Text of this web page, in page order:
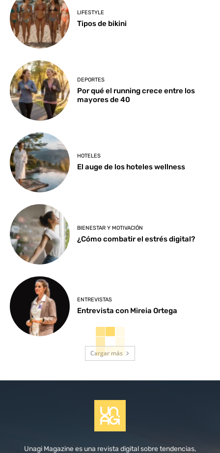
LIFESTYLE
Tipos de bikini
DEPORTES
Por qué el running crece entre los
mayores de 40
HOTELES
El auge de los hoteles wellness
BIENESTAR Y MOTIVACIÓN
¿Cómo combatir el estrés digital?
ENTREVISTAS
Entrevista con Mireia Ortega
Cargar más
Unagi Magazine es una revista digital sobre tendencias,